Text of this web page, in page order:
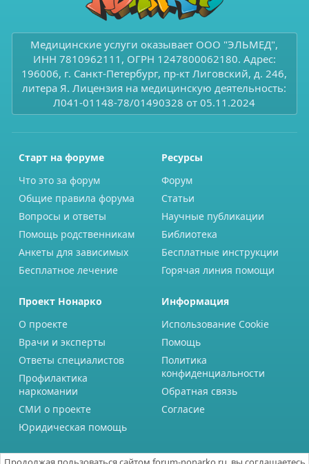
Медицинские услуги оказывает ООО "ЭЛЬМЕД",
ИНН 7810962111, ОГРН 1247800062180. Адрес:
196006, г. Санкт-Петербург, пр-кт Лиговский, д. 246,
литера Я. Лицензия на медицинскую деятельность:
Л041-01148-78/01490328 от 05.11.2024
Старт на форуме
Что это за форум
Общие правила форума
Вопросы и ответы
Помощь родственникам
Анкеты для зависимых
Бесплатное лечение
Ресурсы
Форум
Статьи
Научные публикации
Библиотека
Бесплатные инструкции
Горячая линия помощи
Проект Нонарко
О проекте
Врачи и эксперты
Ответы специалистов
Профилактика
наркомании
СМИ о проекте
Юридическая помощь
Информация
Использование Cookie
Помощь
Политика
конфиденциальности
Обратная связь
Согласие